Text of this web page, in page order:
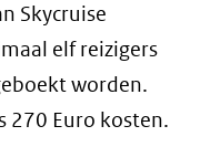
Skycruise
elf reizigers
worden.
270 Euro kosten.